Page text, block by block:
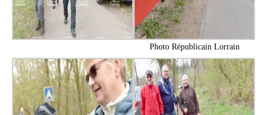
Photo Républicain Lorrain